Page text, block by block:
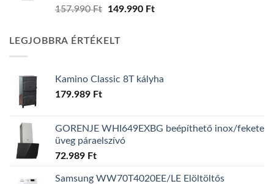
157.990Ft
Original
157.990 Ft.
149.990 FtCurrent
LEGJOBBRA ÉRTÉKELT
Kamino Classic 8T kályha
179.989 Ft
GORENJE WHI649EXBG beépíthető inox/fekete
üveg páraelszívó
72.989 Ft
Samsung WW70T4020EE/LE Elöltöltős